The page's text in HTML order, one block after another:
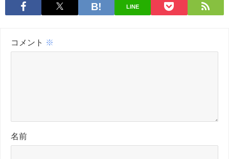
LINE
コメント ※
名前